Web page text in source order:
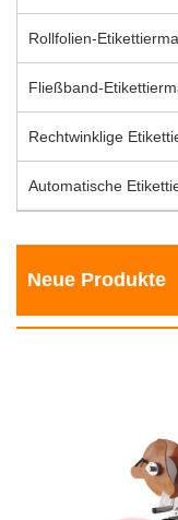
Rollfolien-
Fließband-
Rechtwinklige
Automatische
Neue Produkte